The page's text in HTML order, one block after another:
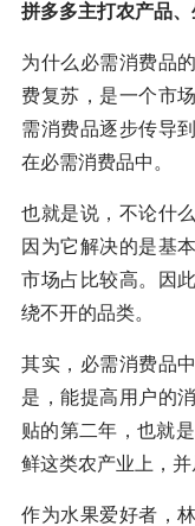
拼多多主打农产品、
为什么必需消费品
费复苏，是一个市
需消费品逐步传导
在必需消费品中。
也就是说，不论什
因为它解决的是基
市场占比较高。因
绕不开的品类。
其实，必需消费品
是，能提高用户的
贴的第二年，也就
鲜这类农产业上，并
作为水果爱好者，